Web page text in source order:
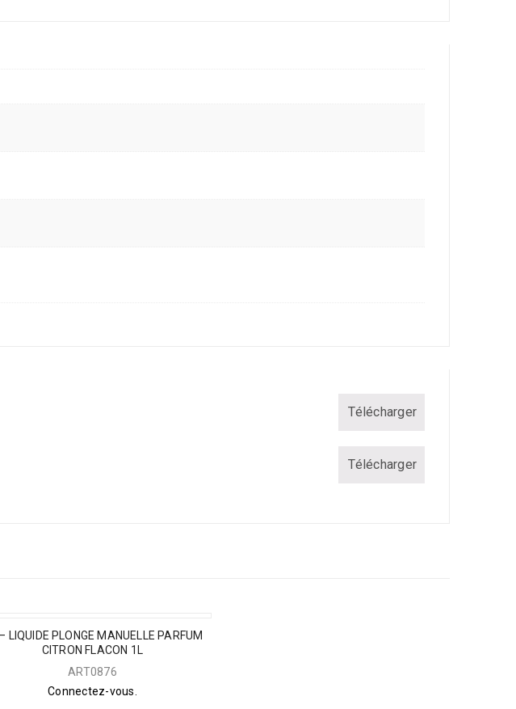
Télécharger
Télécharger
LIQUIDE PLONGE MANUELLE PARFUM
CITRON FLACON 1L
ART0876
Connectez-vous.